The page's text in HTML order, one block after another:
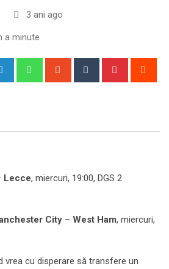
3 ani ago
a minute
LinkedIn WhatsappStumbleUpon
Tumblr Pinterest
Lecce, miercuri, 19:00, DGS 2
City – West Ham, miercuri,
vrea cu disperare să transfere un